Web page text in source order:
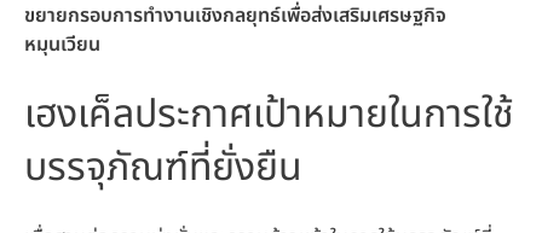
ขยายกรอบการทำงานเชิงกลยุทธ์เพื่อส่งเสริมเศรษฐกิจ
หมุนเวียน
เฮงเค็ลประกาศเป้าหมายในการใช้
บรรจุภัณฑ์ที่ยั่งยืน